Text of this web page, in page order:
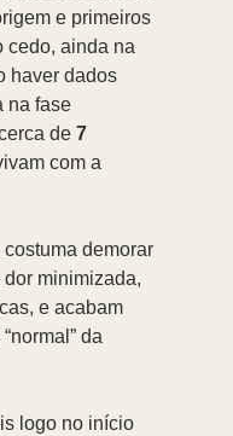
e primeiros
cedo, ainda na
haver dados
na fase
de 7
com a
demorar
minimizada,
e acabam
da
logo no início